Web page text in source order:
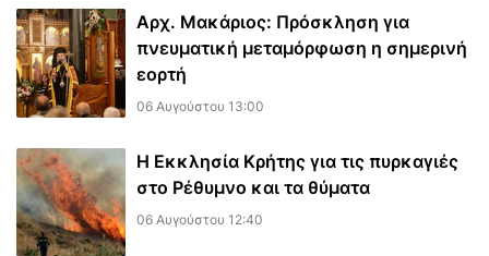
Αρχ. Μακάριος: Πρόσκληση για
πνευματική μεταμόρφωση η σημερινή
εορτή
06 Αυγούστου 13:00
Η Εκκλησία Κρήτης για τις πυρκαγιές
στο Ρέθυμνο και τα θύματα
06 Αυγούστου 12:40